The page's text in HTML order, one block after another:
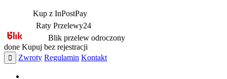
Kup z InPostPay
Raty Przelewy24
Blik przelew odroczony
done Kupuj bez rejestracji
Zwroty Regulamin Kontakt